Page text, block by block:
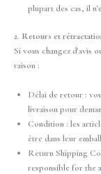
plupart des cas, il
2. Retours et
Si vous changez d'avis
raison :
Délai de retour :
livraison pour
Condition : les
être dans leur
Return Shipping
responsible for the